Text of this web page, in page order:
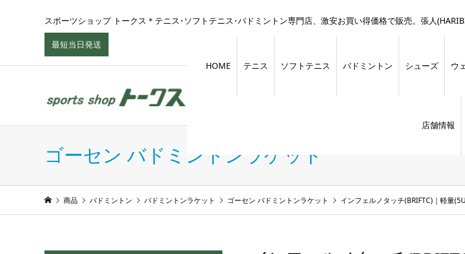
スポーツショップ トークス＊テニス･ソフトテニス･バドミントン専門店、激安お買い得価格で販売。張人
最短当日発送
HOME テニス ソフトテニス バドミントン シューズ ウ
店舗情報
ゴーセン バドミントンラケット
商品 バドミントン バドミントンラケット ゴーセン バドミントンラケット インフェルノタッチ(BRIFTC)｜軽量